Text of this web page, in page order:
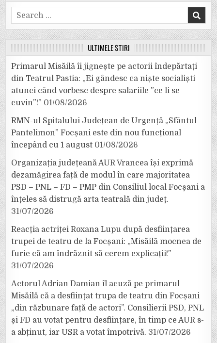
Search
for:
ULTIMELE ȘTIRI
Primarul Misăilă îi jignește pe actorii îndepărtați
din Teatrul Pastia: „Ei gândesc ca niște socialiști
atunci când vorbesc despre salariile ”ce li se
cuvin”!” 01/08/2026
RMN-ul Spitalului Județean de Urgență „Sfântul
Pantelimon” Focșani este din nou funcțional
începând cu 1 august 01/08/2026
Organizația județeană AUR Vrancea își exprimă
dezamăgirea față de modul în care majoritatea
PSD – PNL – FD – PMP din Consiliul local Focșani a
înțeles să distrugă arta teatrală din județ.
31/07/2026
Reacția actriței Roxana Lupu după desființarea
trupei de teatru de la Focșani: „Misăilă mocnea de
furie că am îndrăznit să cerem explicații!”
31/07/2026
Actorul Adrian Damian îl acuză pe primarul
Misăilă că a desființat trupa de teatru din Focșani
„din răzbunare față de actori”. Consilierii PSD, PNL
și FD au votat pentru desființare, în timp ce AUR s-
a abținut, iar USR a votat împotrivă. 31/07/2026